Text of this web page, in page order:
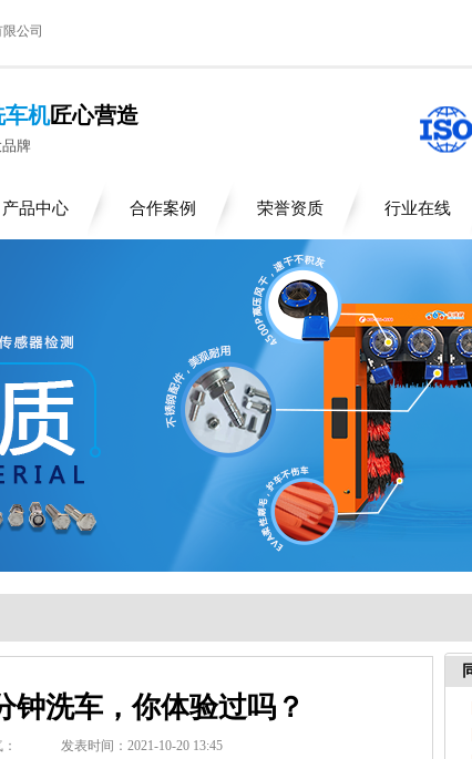
公司
车机匠心营造
牌
产品中心 合作案例 荣誉资质 行业在线
钟洗车，你体验过吗？
发表时间：2021-10-20 13:45